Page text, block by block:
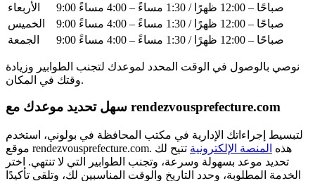
الأربعاء
9:00 صباحًا – 12:00 ظهرًا / 1:30 مساءً – 4:00 مساءً
الخميس
9:00 صباحًا – 12:00 ظهرًا / 1:30 مساءً – 4:00 مساءً
الجمعة
9:00 صباحًا – 12:00 ظهرًا / 1:30 مساءً – 4:00 مساءً
نوصي بالوصول في الوقت المحدد لموعدك لتجنب الطوابير وزيادة
وقتك في المكان.
سهل تحديد موعدك مع rendezvousprefecture.com
لتبسيط إجراءاتك الإدارية في مكتب المحافظة في بولوني، استخدم
موقع rendezvousprefecture.com. هذه المنصة الإلكترونية تتيح لك
تحديد موعد بسهولة وسرعة، وتجنب الطوابير التي لا تنتهي. اختر
الخدمة المطلوبة، وحدد التاريخ والوقت المناسبين لك، وتلقى تأكيدًا